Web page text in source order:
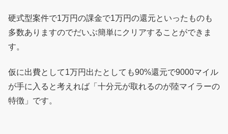
硬式型案件で1万円の課金で1万円の還元といったものも
多数ありますのでだいぶ簡単にクリアすることができま
す。
仮に出費として1万円出たとしても90%還元で9000マイル
が手に入ると考えれば「十分元が取れるのが陸マイラーの
特徴」です。